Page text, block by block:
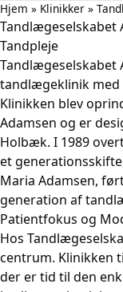
Hjem » Klinikker »
Tandlægeselskabet
Tandpleje
Tandlægeselskabet
tandlægeklinik med
Klinikken blev
Adamsen og er
Holbæk. I 1989
et
Maria Adamsen,
generation af
Patientfokus og
Hos
centrum. Klinikken
der er tid til den